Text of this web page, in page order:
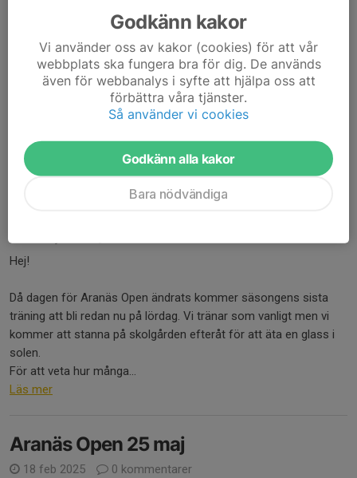
Vi hoppas att ni alla har en fin sommar och att tjejerna ser fram
emot en ny säsong med handboll.
Vi kommer att börja träna 2 gånger i veckan med start 23
augusti.
måndagar kl 17-18 i Ugglumshallen
lördagar kl 10-11 i...
Läs mer
Hej!
Då dagen för Aranäs Open ändrats kommer säsongens sista
träning att bli redan nu på lördag. Vi tränar som vanligt men vi
kommer att stanna på skolgården efteråt för att äta en glass i
solen.
För att veta hur många...
Läs mer
Aranäs Open 25 maj
18 feb 2025
0 kommentarer
Godkänn kakor
Vi använder oss av kakor (cookies) för att vår
webbplats ska fungera bra för dig. De används
även för webbanalys i syfte att hjälpa oss att
förbättra våra tjänster.
Så använder vi cookies
Godkänn alla kakor
Bara nödvändiga